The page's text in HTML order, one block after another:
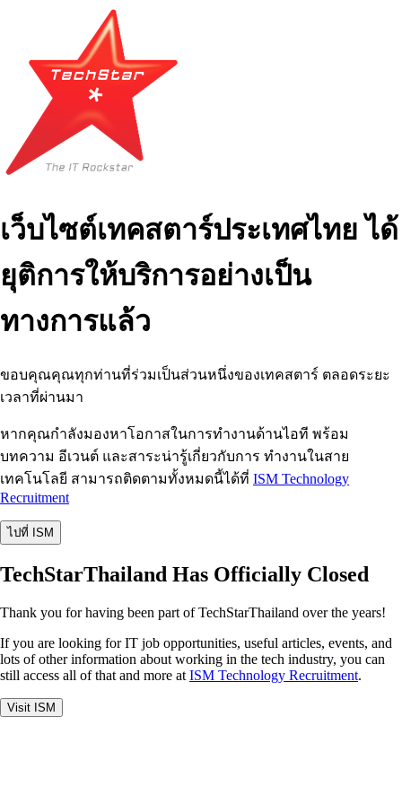
เว็บไซต์เทคสตาร์ประเทศไทย ได้
ยุติการให้บริการอย่างเป็น
ทางการแล้ว
ขอบคุณคุณทุกท่านที่ร่วมเป็นส่วนหนึ่งของเทคสตาร์ ตลอดระยะ
เวลาที่ผ่านมา
หากคุณกำลังมองหาโอกาสในการทำงานด้านไอที พร้อม
บทความ อีเวนต์ และสาระน่ารู้เกี่ยวกับการ ทำงานในสาย
เทคโนโลยี สามารถติดตามทั้งหมดนี้ได้ที่ ISM Technology
Recruitment
ไปที่ ISM
TechStarThailand Has Officially Closed
Thank you for having been part of TechStarThailand over the years!
If you are looking for IT job opportunities, useful articles, events, and
lots of other information about working in the tech industry, you can
still access all of that and more at ISM Technology Recruitment.
Visit ISM